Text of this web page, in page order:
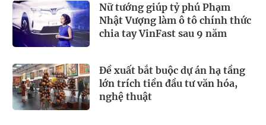
Nữ tướng giúp tỷ phú Phạm
Nhật Vượng làm ô tô chính thức
chia tay VinFast sau 9 năm
Đề xuất bắt buộc dự án hạ tầng
lớn trích tiền đầu tư văn hóa,
nghệ thuật